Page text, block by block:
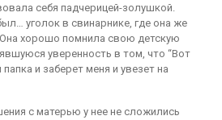
себя падчерицей-золушкой.
уголок в свинарнике, где она же
хорошо помнила свою детскую
уверенность в том, что “Вот
и заберет меня и увезет на
с матерью у нее не сложились